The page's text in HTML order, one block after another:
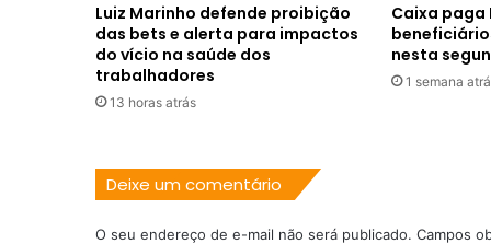
Luiz Marinho defende proibição
das bets e alerta para impactos
do vício na saúde dos
trabalhadores
13 horas atrás
Caixa paga
nesta
1 semana
Deixe um comentário
O seu endereço de e-mail não será publicado. Campos